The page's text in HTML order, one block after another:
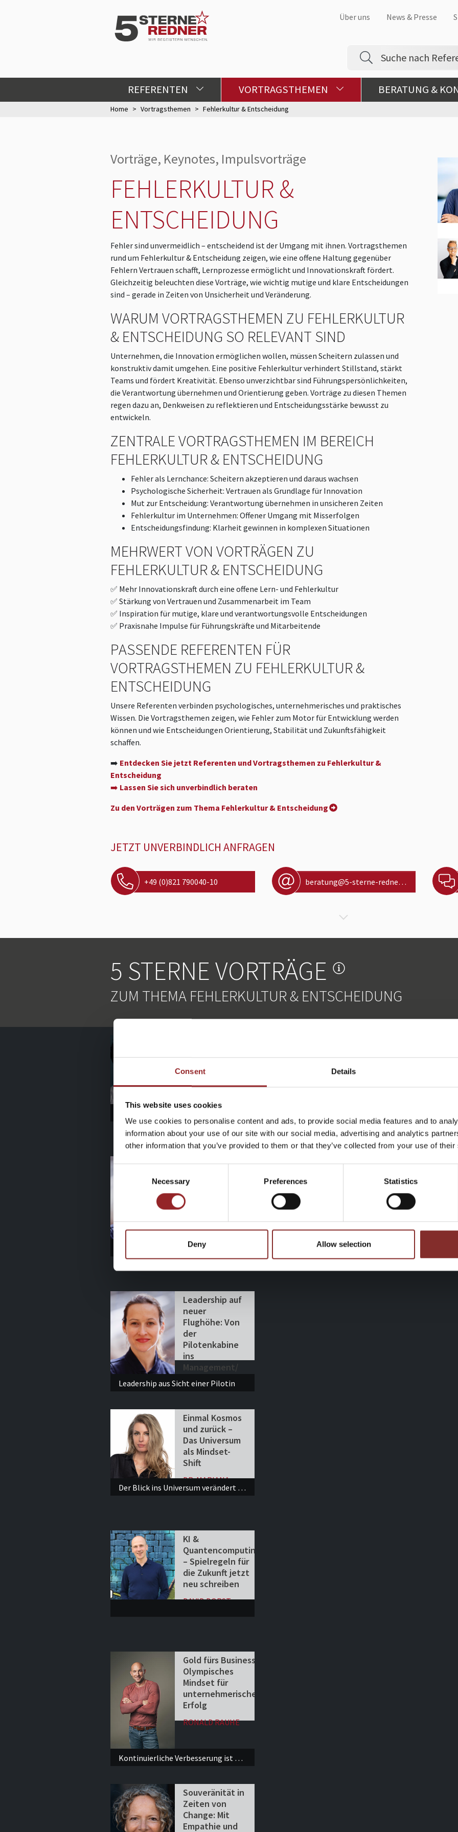
Consent Details
This website uses cookies
We use cookies to personalise content and ads, to provide social media features and to
information about your use of our site with our social media, advertising and analytics
other information that you’ve provided to them or that they’ve collected from your use of
Necessary Preferences Statistics
Deny Allow selection
Über uns News & Presse
REFERENTEN VORTRAGSTHEMEN BERATUNG &
Home Vortragsthemen Fehlerkultur & Entscheidung
Vorträge, Keynotes, Impulsvorträge
FEHLERKULTUR &
ENTSCHEIDUNG
Fehler sind unvermeidlich – entscheidend ist der Umgang mit ihnen. Vortragsthemen
rund um Fehlerkultur & Entscheidung zeigen, wie eine offene Haltung gegenüber
Fehlern Vertrauen schafft, Lernprozesse ermöglicht und Innovationskraft fördert.
Gleichzeitig beleuchten diese Vorträge, wie wichtig mutige und klare Entscheidungen
sind – gerade in Zeiten von Unsicherheit und Veränderung.
WARUM VORTRAGSTHEMEN ZU FEHLERKULTUR
& ENTSCHEIDUNG SO RELEVANT SIND
Unternehmen, die Innovation ermöglichen wollen, müssen Scheitern zulassen und
konstruktiv damit umgehen. Eine positive Fehlerkultur verhindert Stillstand, stärkt
Teams und fördert Kreativität. Ebenso unverzichtbar sind Führungspersönlichkeiten,
die Verantwortung übernehmen und Orientierung geben. Vorträge zu diesen Themen
regen dazu an, Denkweisen zu reflektieren und Entscheidungsstärke bewusst zu
entwickeln.
ZENTRALE VORTRAGSTHEMEN IM BEREICH
FEHLERKULTUR & ENTSCHEIDUNG
Fehler als Lernchance: Scheitern akzeptieren und daraus wachsen
Psychologische Sicherheit: Vertrauen als Grundlage für Innovation
Mut zur Entscheidung: Verantwortung übernehmen in unsicheren Zeiten
Fehlerkultur im Unternehmen: Offener Umgang mit Misserfolgen
Entscheidungsfindung: Klarheit gewinnen in komplexen Situationen
MEHRWERT VON VORTRÄGEN ZU
FEHLERKULTUR & ENTSCHEIDUNG
✅ Mehr Innovationskraft durch eine offene Lern- und Fehlerkultur
✅ Stärkung von Vertrauen und Zusammenarbeit im Team
✅ Inspiration für mutige, klare und verantwortungsvolle Entscheidungen
✅ Praxisnahe Impulse für Führungskräfte und Mitarbeitende
PASSENDE REFERENTEN FÜR
VORTRAGSTHEMEN ZU FEHLERKULTUR &
ENTSCHEIDUNG
Unsere Referenten verbinden psychologisches, unternehmerisches und praktisches
Wissen. Die Vortragsthemen zeigen, wie Fehler zum Motor für Entwicklung werden
können und wie Entscheidungen Orientierung, Stabilität und Zukunftsfähigkeit
schaffen.
➡️ Entdecken Sie jetzt Referenten und Vortragsthemen zu Fehlerkultur &
Entscheidung
➡️ Lassen Sie sich unverbindlich beraten
Zu den Vorträgen zum Thema Fehlerkultur & Entscheidung
JETZT UNVERBINDLICH ANFRAGEN
+49 (0)821 790040-10 beratung@5-sterne-redner.de
5 STERNE VORTRÄGE
ZUM THEMA FEHLERKULTUR & ENTSCHEIDUNG